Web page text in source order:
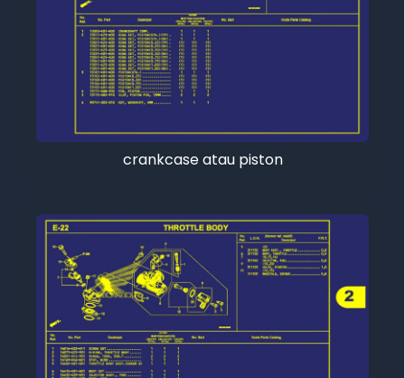
crankcase atau piston